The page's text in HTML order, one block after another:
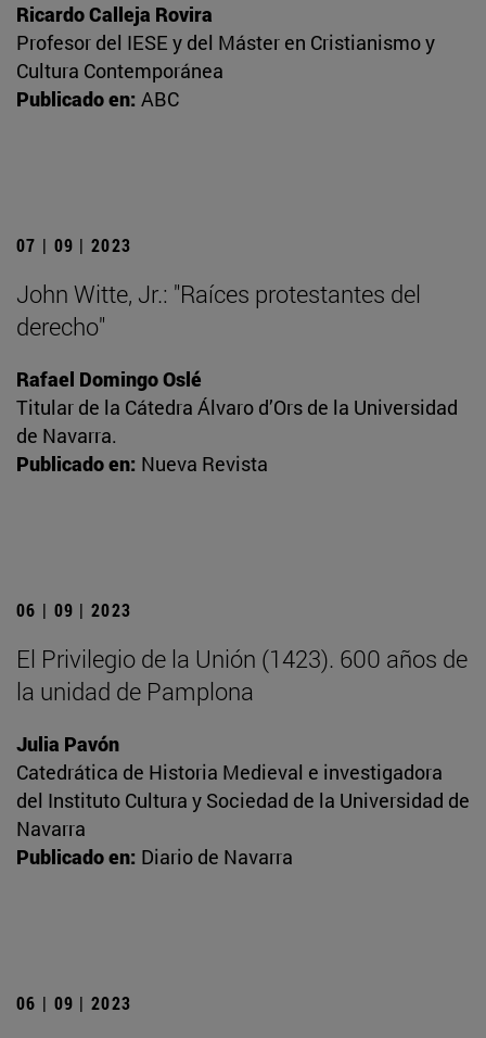
Ricardo Calleja Rovira
Profesor del IESE y del Máster en Cristianismo y
Cultura Contemporánea
Publicado en: ABC
07 | 09 | 2023
John Witte, Jr.: "Raíces protestantes del
derecho"
Rafael Domingo Oslé
Titular de la Cátedra Álvaro d’Ors de la Universidad
de Navarra.
Publicado en: Nueva Revista
06 | 09 | 2023
El Privilegio de la Unión (1423). 600 años de
la unidad de Pamplona
Julia Pavón
Catedrática de Historia Medieval e investigadora
del Instituto Cultura y Sociedad de la Universidad de
Navarra
Publicado en: Diario de Navarra
06 | 09 | 2023